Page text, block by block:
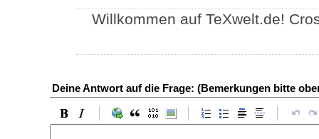
Willkommen auf TeXwelt.de!
Deine Antwort auf die Frage: (Bemerkungen bitte